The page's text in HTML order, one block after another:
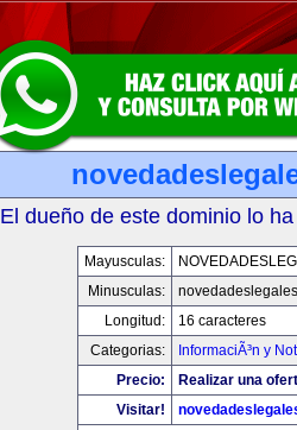
El dueño de este dominio lo
Mayusculas:
Minusculas:
Longitud:
16 caracteres
Categorias:
InformaciÃ³n y
Precio:
Realizar una
Visitar!